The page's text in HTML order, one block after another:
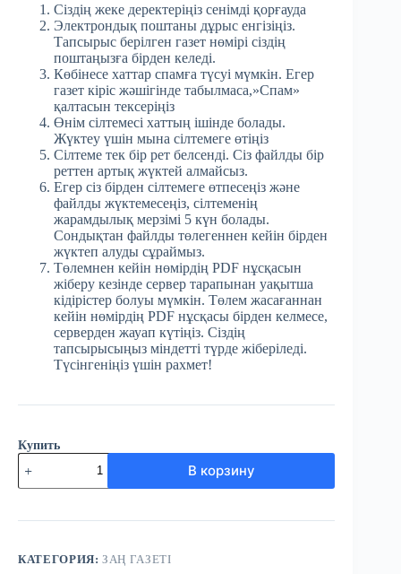
Сіздің жеке деректеріңіз сенімді қорғауда
Электрондық поштаны дұрыс енгізіңіз.
Тапсырыс берілген газет нөмірі сіздің
поштаңызға бірден келеді.
Көбінесе хаттар спамға түсуі мүмкін. Егер
газет кіріс жәшігінде табылмаса,»Спам»
қалтасын тексеріңіз
Өнім сілтемесі хаттың ішінде болады.
Жүктеу үшін мына сілтемеге өтіңіз
Сілтеме тек бір рет белсенді. Сіз файлды бір
реттен артық жүктей алмайсыз.
Егер сіз бірден сілтемеге өтпесеңіз және
файлды жүктемесеңіз, сілтеменің
жарамдылық мерзімі 5 күн болады.
Сондықтан файлды төлегеннен кейін бірден
жүктеп алуды сұраймыз.
Төлемнен кейін нөмірдің PDF нұсқасын
жіберу кезінде сервер тарапынан уақытша
кідірістер болуы мүмкін. Төлем жасағаннан
кейін нөмірдің PDF нұсқасы бірден келмесе,
серверден жауап күтіңіз. Сіздің
тапсырысыңыз міндетті түрде жіберіледі.
Түсінгеніңіз үшін рахмет!
Купить
Количество
товара
№32
Заң
мамыр
В корзину
КАТЕГОРИЯ:ЗАҢ ГАЗЕТІ